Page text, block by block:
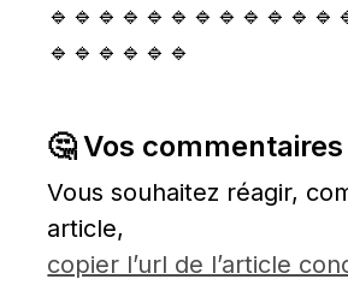
🔹🔹🔹🔹🔹🔹
🤔 Vos commentaires
Vous souhaitez réagir,
article,
copier l’url de l’article